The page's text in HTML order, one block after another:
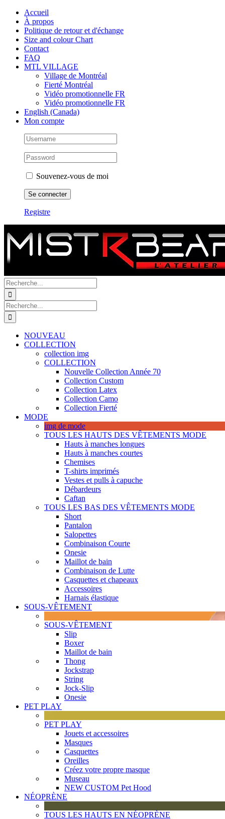
Skip
content
Facebook
Instagram
Tiktok Accueil
À propos
Politique de retour et d'échange
Size and colour Chart
Contact
FAQ
MTL VILLAGE
Village de Montréal
Fierté Montréal
Vidéo promotionnelle FR
Vidéo promotionnelle FR
English (Canada)
Mon compte
Souvenez-vous de moi
Registre
Recherche
de
:
Recherche
de
:
NOUVEAU
COLLECTION
collection img
COLLECTION
Nouvelle Collection Année 70
Collection Custom
Collection Latex
Collection Camo
Collection Fierté
MODE
img de mode
TOUS LES HAUTS DES VÊTEMENTS MODE
Hauts à manches longues
Hauts à manches courtes
Chemises
T-shirts imprimés
Vestes et pulls à capuche
Débardeurs
Caftan
TOUS LES BAS DES VÊTEMENTS MODE
Short
Pantalon
Salopettes
Combinaison Courte
Onesie
Maillot de bain
Combinaison de Lutte
Casquettes et chapeaux
Accessoires
Harnais élastique
SOUS-VÊTEMENT
SOUS-VÊTEMENT
Slip
Boxer
Maillot de bain
Thong
Jockstrap
String
Jock-Slip
Onesie
PET PLAY
PET PLAY
Jouets et accessoires
Masques
Casquettes
Oreilles
Créez votre propre masque
Museau
NEW CUSTOM Pet Hood
NÉOPRÈNE
TOUS LES HAUTS EN NÉOPRÈNE